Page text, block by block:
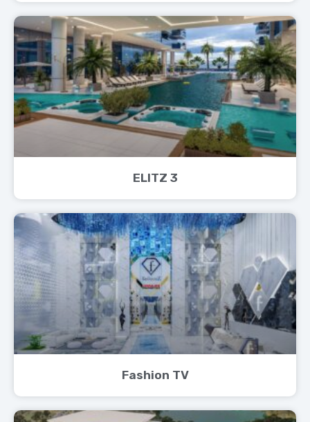
ELITZ 3
Fashion TV